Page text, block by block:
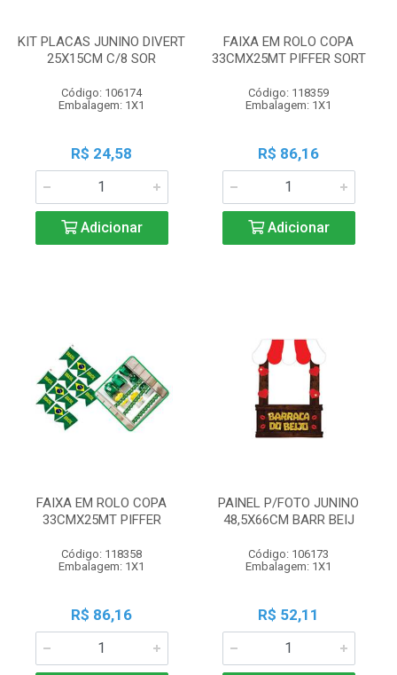
KIT PLACAS JUNINO DIVERT
25X15CM C/8 SOR
Código: 106174
Embalagem: 1X1
R$ 24,58
Adicionar
FAIXA EM ROLO COPA
33CMX25MT PIFFER SORT
Código: 118359
Embalagem: 1X1
R$ 86,16
Adicionar
FAIXA EM ROLO COPA
33CMX25MT PIFFER
Código: 118358
Embalagem: 1X1
R$ 86,16
PAINEL P/FOTO JUNINO
48,5X66CM BARR BEIJ
Código: 106173
Embalagem: 1X1
R$ 52,11